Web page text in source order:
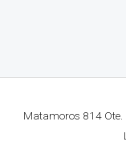
Matamoros 814 Ote.